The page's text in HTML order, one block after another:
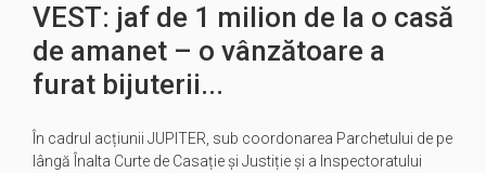
VEST: jaf de 1 milion de la o casă
de amanet – o vânzătoare a
furat bijuterii...
În cadrul acțiunii JUPITER, sub coordonarea Parchetului de pe
lângă Înalta Curte de Casație și Justiție și a Inspectoratului